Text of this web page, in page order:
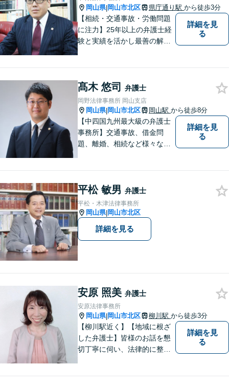
岡山県|岡山市北区 県庁通り駅 から徒歩3分
【相続・交通事故・労働問題
に注力】25年以上の弁護士経
験と実績を活かし最善の解決
詳細を見
る
髙木 悠司 弁護士
岡野法律事務所 岡山支店
岡山県|岡山市北区 岡山駅 から徒歩8分
【中四国九州最大級の弁護士
事務所】交通事故、借金問
題、離婚、相続など様々な問
い！
詳細を見
る
平松 敏男 弁護士
平松・木津法律事務所
岡山県|岡山市北区
詳細を見る
安原 照美 弁護士
安原法律事務所
岡山県|岡山市北区 柳川駅 から徒歩3分
【柳川駅近く】【地域に根ざ
した弁護士】皆様のお話を懇
切丁寧に伺い、法律的に整理
詳細を見
る